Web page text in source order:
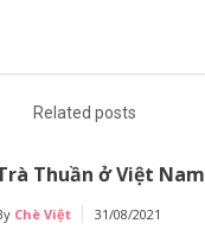
Related posts
Thuần ở Việt Nam
Chè Việt 31/08/2021